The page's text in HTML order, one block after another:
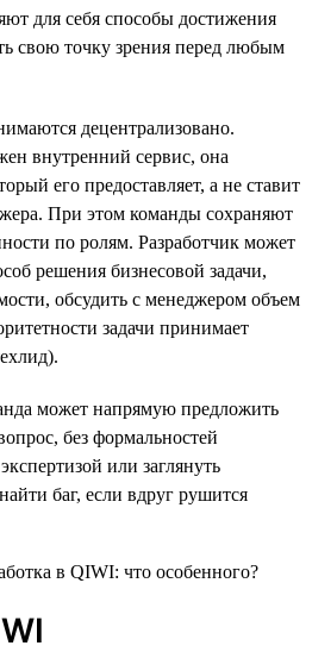
для себя способы достижения
свою точку зрения перед любым
децентрализовано.
внутренний сервис, она
его предоставляет, а не ставит
При этом команды сохраняют
по ролям. Разработчик может
решения бизнесовой задачи,
обсудить с менеджером объем
задачи принимает
может напрямую предложить
без формальностей
или заглянуть
баг, если вдруг рушится